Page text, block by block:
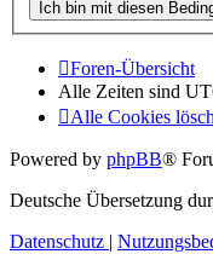
Foren-Übersicht
Alle Zeiten sind
Alle Cookies
Powered by phpBB®
Deutsche Übersetzung
Datenschutz |